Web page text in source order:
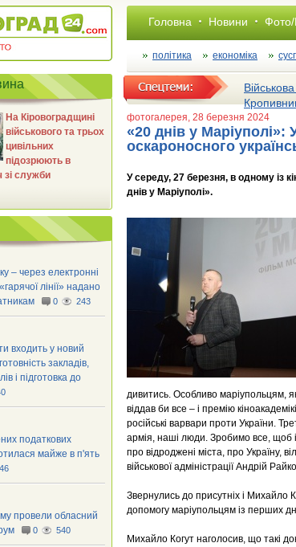
Головна Новини Фото/
політика економіка
Військова
фотогалерея, 28 березня 2024
«20 днів у
оскароносного
У середу, 27 березня, в одному із
днів у Маріуполі».
дивитись. Особливо маріупольцям,
віддав би все – і премію
російські варвари проти України.
армія, наші люди. Зробимо все, щоб
про відроджені міста, про Україну,
військової адміністрації Андрій
Звернулись до присутніх і Михайло
допомогу маріупольцям із перших
Михайло Когут наголосив, що такі
На Кіровоградщині
військового та трьох
цивільних
підозрюють в
зі служби
– через електронні
лінії» надано
0 243
входить у новий
закладів,
і підготовка до
податкових
майже в п'ять
провели обласний
0 540